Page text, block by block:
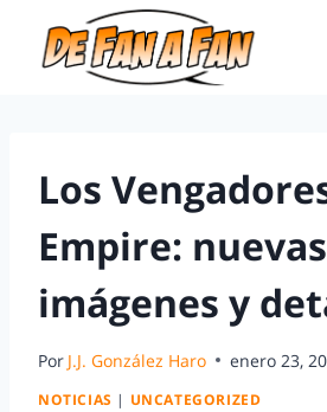
Los
Empire: nuevas
imágenes y
Por J.J. González Haro enero 23,
NOTICIAS | UNCATEGORIZED